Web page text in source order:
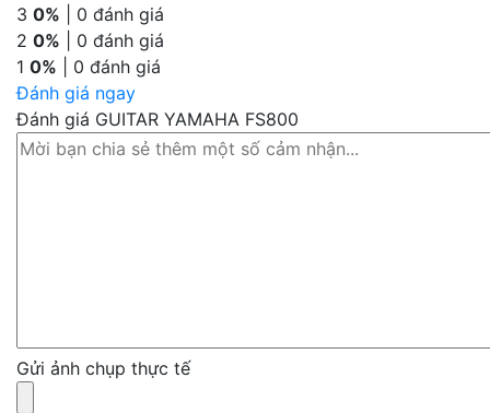
3 0% | 0 đánh giá
2 0% | 0 đánh giá
1 0% | 0 đánh giá
Đánh giá ngay
Đánh giá GUITAR YAMAHA FS800
Gửi ảnh chụp thực tế